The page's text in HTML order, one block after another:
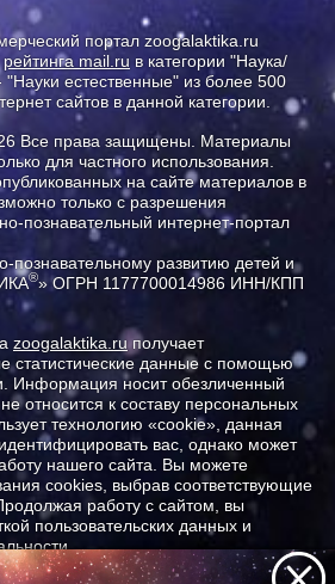
портал zoogalaktika.ru
рейтинга mail.ru в категории "Наука/
естественные" из более 500
сайтов в данной категории.
Все права защищены. Материалы
для частного использования.
на сайте материалов в
только с разрешения
познавательный интернет-портал
познавательному развитию детей и
®» ОГРН 1177700014986 ИНН/КПП
zoogalaktika.ruполучает
статистические данные с помощью
Информация носит обезличенный
относится к составу персональных
технологию «cookie», данная
вас, однако может
нашего сайта. Вы можете
cookies, выбрав соответствующие
работу с сайтом, вы
пользовательских данных и